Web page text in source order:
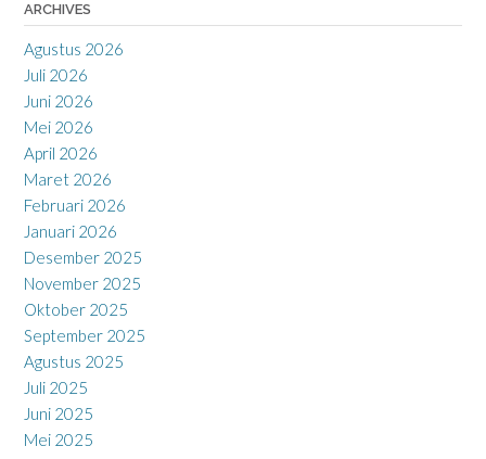
ARCHIVES
Agustus 2026
Juli 2026
Juni 2026
Mei 2026
April 2026
Maret 2026
Februari 2026
Januari 2026
Desember 2025
November 2025
Oktober 2025
September 2025
Agustus 2025
Juli 2025
Juni 2025
Mei 2025